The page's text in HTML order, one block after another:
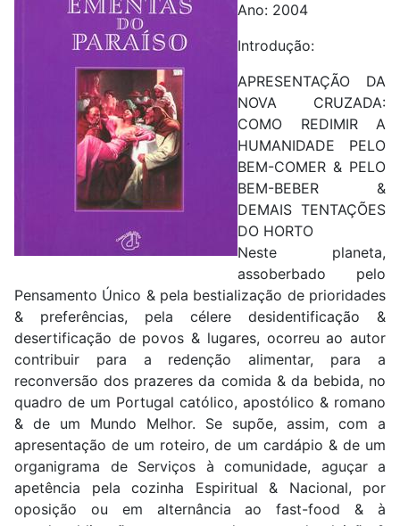
Ano: 2004
Introdução:
APRESENTAÇÃO DA
NOVA CRUZADA:
COMO REDIMIR A
HUMANIDADE PELO
BEM-COMER & PELO
BEM-BEBER &
DEMAIS TENTAÇÕES
DO HORTO
Neste planeta,
assoberbado pelo
Pensamento Único & pela bestialização de prioridades
& preferências, pela célere desidentificação &
desertificação de povos & lugares, ocorreu ao autor
contribuir para a redenção alimentar, para a
reconversão dos prazeres da comida & da bebida, no
quadro de um Portugal católico, apostólico & romano
& de um Mundo Melhor. Se supõe, assim, com a
apresentação de um roteiro, de um cardápio & de um
organigrama de Serviços à comunidade, aguçar a
apetência pela cozinha Espiritual & Nacional, por
oposição ou em alternância ao fast-food & à